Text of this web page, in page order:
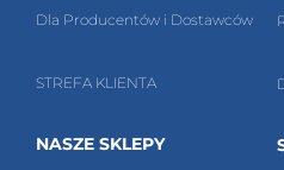
Dla Producentów i Dostawców
STREFA KLIENTA
NASZE SKLEPY